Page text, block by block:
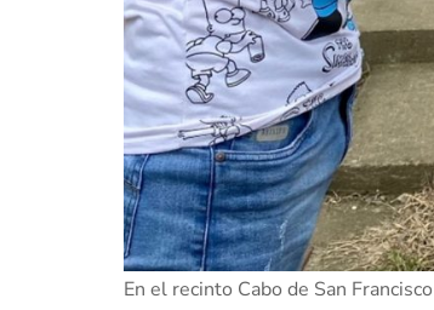
En el recinto Cabo de San